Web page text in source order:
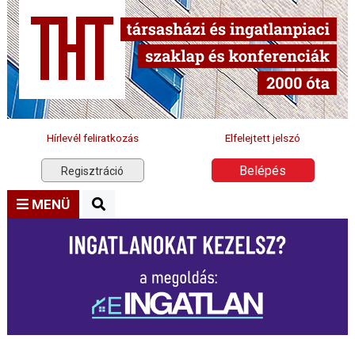
Hírlevél feliratkozás Elfelejtett jelszó
Regisztráció Belépés
MENÜ